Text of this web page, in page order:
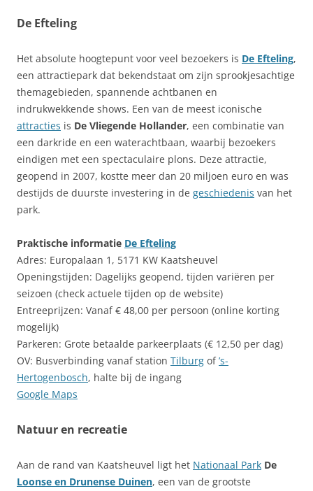
De Efteling
Het absolute hoogtepunt voor veel bezoekers is De Efteling,
een attractiepark dat bekendstaat om zijn sprookjesachtige
themagebieden, spannende achtbanen en
indrukwekkende shows. Een van de meest iconische
attracties is De Vliegende Hollander, een combinatie van
een darkride en een waterachtbaan, waarbij bezoekers
eindigen met een spectaculaire plons. Deze attractie,
geopend in 2007, kostte meer dan 20 miljoen euro en was
destijds de duurste investering in de geschiedenis van het
park.
Praktische informatie De Efteling
Adres: Europalaan 1, 5171 KW Kaatsheuvel
Openingstijden: Dagelijks geopend, tijden variëren per
seizoen (check actuele tijden op de website)
Entreeprijzen: Vanaf € 48,00 per persoon (online korting
mogelijk)
Parkeren: Grote betaalde parkeerplaats (€ 12,50 per dag)
OV: Busverbinding vanaf station Tilburg of’s-
Hertogenbosch, halte bij de ingang
Google Maps
Natuur en recreatie
Aan de rand van Kaatsheuvel ligt het Nationaal Park De
Loonse en Drunense Duinen, een van de grootste